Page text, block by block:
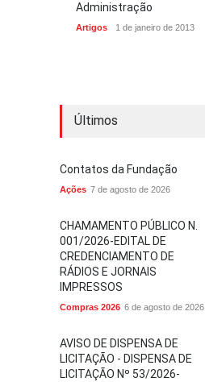
Administração
Artigos 1 de janeiro de 2013
Últimos
Contatos da Fundação
Ações 7 de agosto de 2026
CHAMAMENTO PÚBLICO N.
001/2026-EDITAL DE
CREDENCIAMENTO DE
RÁDIOS E JORNAIS
IMPRESSOS
Compras 2026 6 de agosto de 2026
AVISO DE DISPENSA DE
LICITAÇÃO - DISPENSA DE
LICITAÇÃO Nº 53/2026-